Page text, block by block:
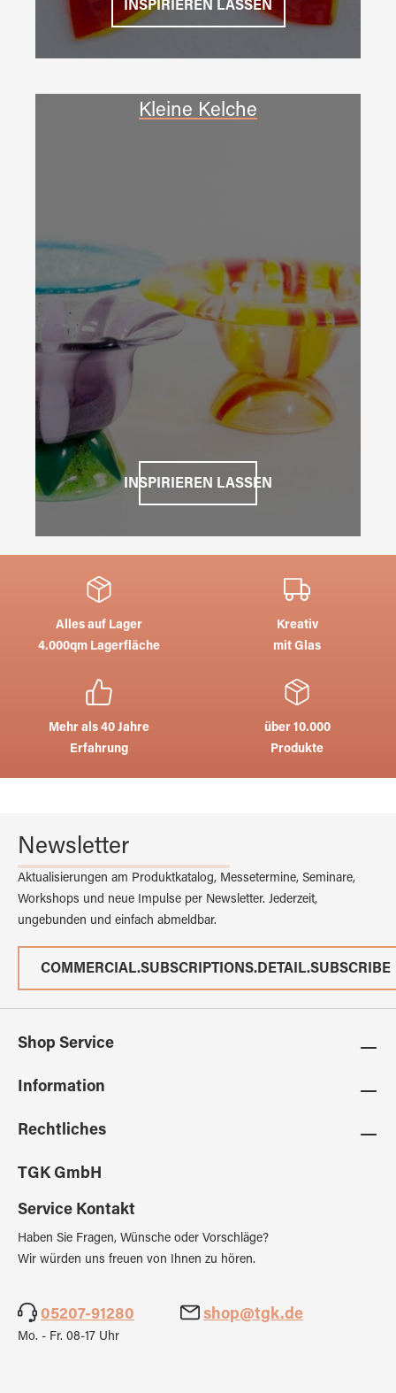
INSPIRIEREN LASSEN
Kleine Kelche
INSPIRIEREN LASSEN
Alles auf Lager
4.000qm Lagerfläche
Kreativ
mit Glas
Mehr als 40 Jahre
Erfahrung
über 10.000
Produkte
Newsletter
Aktualisierungen am Produktkatalog, Messetermine, Seminare,
Workshops und neue Impulse per Newsletter. Jederzeit,
ungebunden und einfach abmeldbar.
COMMERCIAL.SUBSCRIPTIONS.DETAIL.SUBSCRIBE
Shop Service
Information
Rechtliches
TGK GmbH
Service Kontakt
Haben Sie Fragen, Wünsche oder Vorschläge?
Wir würden uns freuen von Ihnen zu hören.
05207-91280 shop@tgk.de
Mo. - Fr. 08-17 Uhr